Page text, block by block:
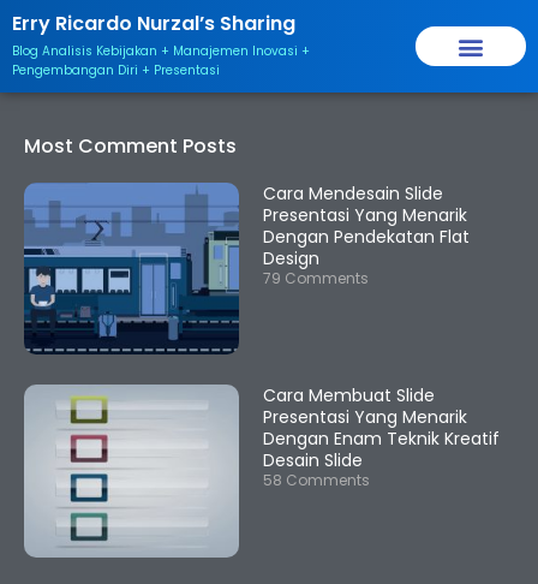
Skip
to
content
Erry Ricardo Nurzal’s Sharing
Blog Analisis Kebijakan + Manajemen Inovasi +
Pengembangan Diri + Presentasi
Most Comment Posts
Cara Mendesain Slide
Presentasi Yang Menarik
Dengan Pendekatan Flat
Design
79 Comments
Cara Membuat Slide
Presentasi Yang Menarik
Dengan Enam Teknik Kreatif
Desain Slide
58 Comments